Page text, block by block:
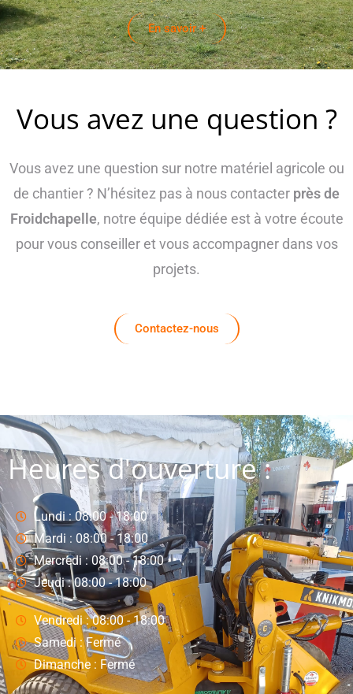
En savoir +
Vous avez une question ?
Vous avez une question sur notre matériel agricole ou
de chantier ? N’hésitez pas à nous contacter près de
Froidchapelle, notre équipe dédiée est à votre écoute
pour vous conseiller et vous accompagner dans vos
projets.
Contactez-nous
Heures d'ouverture :
Lundi : 08:00 - 18:00
Mardi : 08:00 - 18:00
Mercredi : 08:00 - 18:00
Jeudi : 08:00 - 18:00
Vendredi : 08:00 - 18:00
Samedi : Fermé
Dimanche : Fermé